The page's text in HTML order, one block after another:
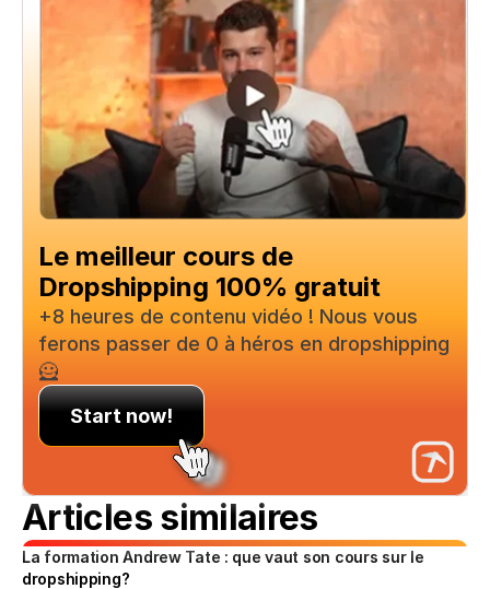
Le meilleur cours de
Dropshipping 100% gratuit
+8 heures de contenu vidéo ! Nous vous
ferons passer de 0 à héros en dropshipping
🦸
Start now!
Articles similaires
La formation Andrew Tate : que vaut son cours sur le
dropshipping?